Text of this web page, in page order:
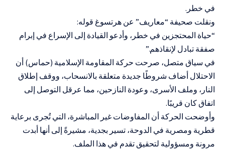
في خطر.
ونقلت صحيفة “معاريف” عن هرتسوغ قوله:
“حياة المحتجزين في خطر، وأدعو القيادة إلى الإسراع في إبرام
صفقة تبادل لإنقاذهم.”
في سياق متصل، صرحت حركة المقاومة الإسلامية (حماس) أن
الاحتلال أضاف شروطًا جديدة متعلقة بالانسحاب، ووقف إطلاق
النار، وملف الأسرى، وعودة النازحين، مما عرقل التوصل إلى
اتفاق كان قريبًا.
وأوضحت الحركة أن المفاوضات غير المباشرة، التي تُجرى برعاية
قطرية ومصرية في الدوحة، تسير بجدية، مشيرةً إلى أنها أبدت
مرونة ومسؤولية لتحقيق تقدم في هذا الملف.